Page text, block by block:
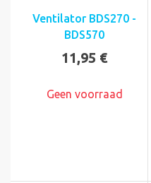
Ventilator BDS270 -
BDS570
11,95 €
Geen voorraad